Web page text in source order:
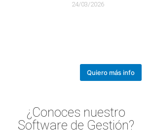
24/03/2026
Quiero más info
¿Conoces nuestro
Software de Gestión?